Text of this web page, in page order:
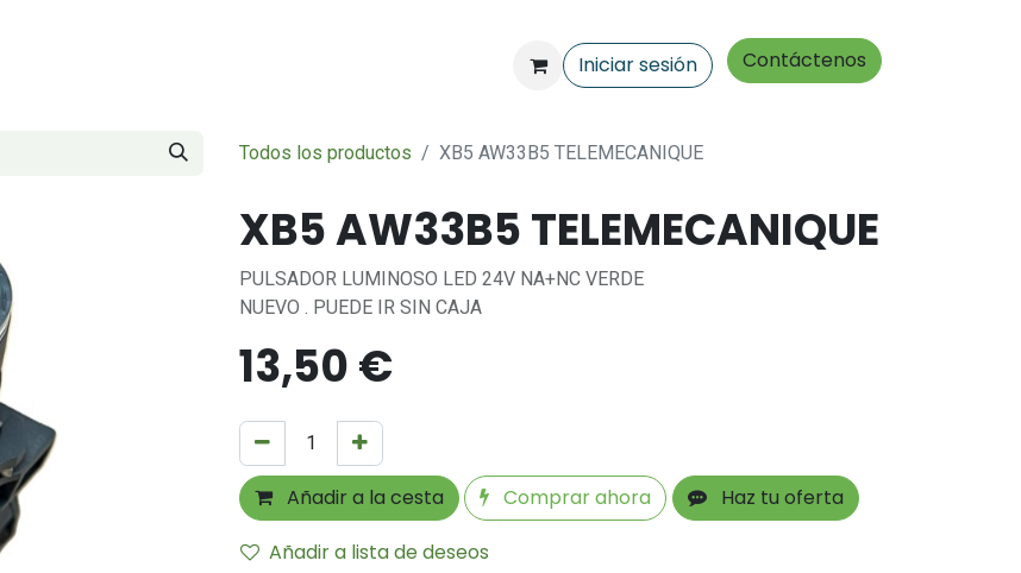
Iniciar sesión Contáctenos
Todos los productos XB5 AW33B5 TELEMECANIQUE
XB5 AW33B5 TELEMECANIQUE
PULSADOR LUMINOSO LED 24V NA+NC VERDE
NUEVO . PUEDE IR SIN CAJA
13,50€
Añadir a la cesta Comprar ahora
Haz tu oferta
Añadir a lista de deseos